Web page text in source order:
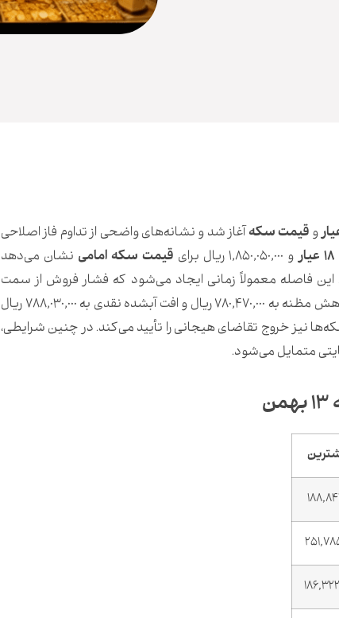
و قیمت سکه آغاز شد و نشانه‌های واضحی از تداوم فاز اصلاحی
و 1,850,050,000 ریال برای قیمت سکه امامی نشان می‌دهد
این فاصله معمولاً زمانی ایجاد می‌شود که فشار فروش از سمت
بنکداران و دارندگان عمده وارد بازار می‌شود. هم‌زمان کاهش مظنه به 780,470,000 ریال و افت آبشده نقدی به 788,030,000 ریال
نیز خروج تقاضای هیجانی را تأیید می‌کند. در چنین شرایطی،
متمایل می‌شود.